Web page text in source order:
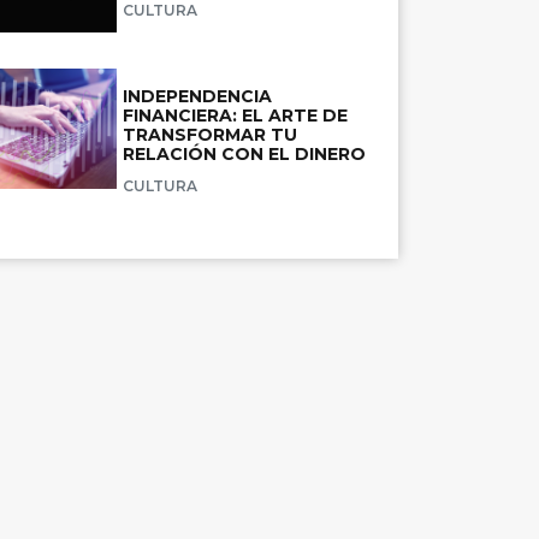
CULTURA
INDEPENDENCIA
FINANCIERA: EL ARTE DE
TRANSFORMAR TU
RELACIÓN CON EL DINERO
CULTURA